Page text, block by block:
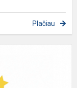
Plačiau